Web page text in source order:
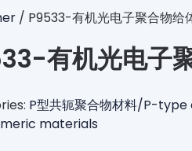
/ P9533-有机光电子聚合物给
有机光电子
P型共轭聚合物材料/P-
materials